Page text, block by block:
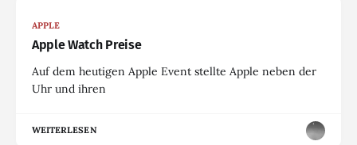
APPLE
Apple Watch Preise
Auf dem heutigen Apple Event stellte Apple neben der
Uhr und ihren
WEITERLESEN